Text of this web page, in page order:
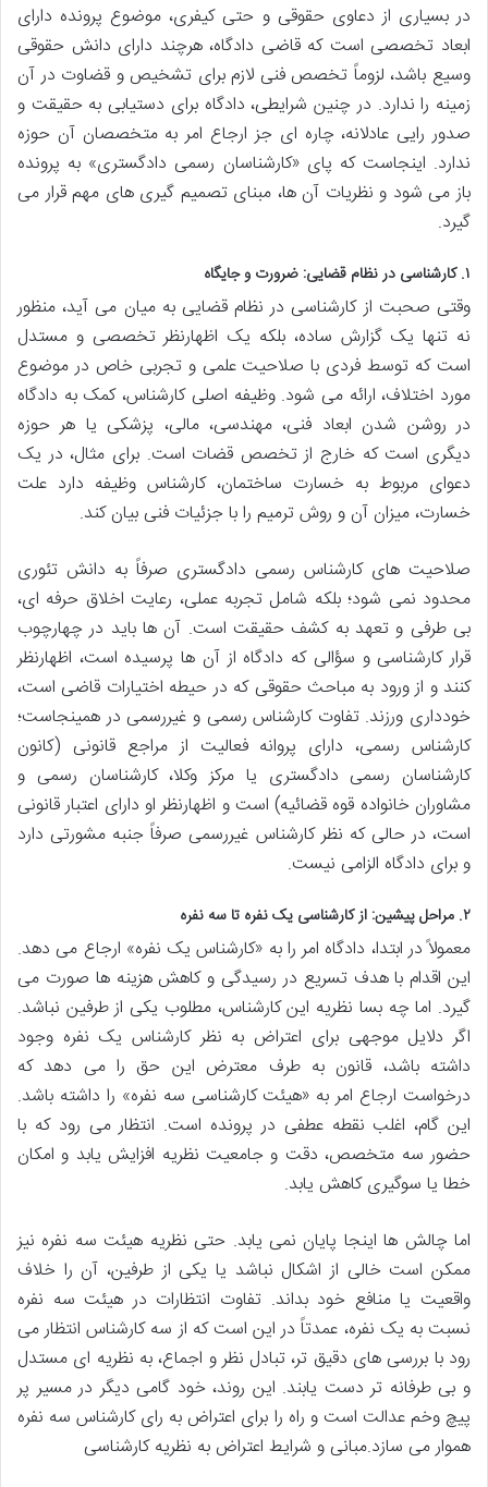
در بسیاری از دعاوی حقوقی و حتی کیفری، موضوع پرونده دارای
ابعاد تخصصی است که قاضی دادگاه، هرچند دارای دانش حقوقی
وسیع باشد، لزوماً تخصص فنی لازم برای تشخیص و قضاوت در آن
زمینه را ندارد. در چنین شرایطی، دادگاه برای دستیابی به حقیقت و
صدور رایی عادلانه، چاره ای جز ارجاع امر به متخصصان آن حوزه
ندارد. اینجاست که پای «کارشناسان رسمی دادگستری» به پرونده
باز می شود و نظریات آن ها، مبنای تصمیم گیری های مهم قرار می
گیرد.
۱. کارشناسی در نظام قضایی: ضرورت و جایگاه
وقتی صحبت از کارشناسی در نظام قضایی به میان می آید، منظور
نه تنها یک گزارش ساده، بلکه یک اظهارنظر تخصصی و مستدل
است که توسط فردی با صلاحیت علمی و تجربی خاص در موضوع
مورد اختلاف، ارائه می شود. وظیفه اصلی کارشناس، کمک به دادگاه
در روشن شدن ابعاد فنی، مهندسی، مالی، پزشکی یا هر حوزه
دیگری است که خارج از تخصص قضات است. برای مثال، در یک
دعوای مربوط به خسارت ساختمان، کارشناس وظیفه دارد علت
خسارت، میزان آن و روش ترمیم را با جزئیات فنی بیان کند.
صلاحیت های کارشناس رسمی دادگستری صرفاً به دانش تئوری
محدود نمی شود؛ بلکه شامل تجربه عملی، رعایت اخلاق حرفه ای،
بی طرفی و تعهد به کشف حقیقت است. آن ها باید در چهارچوب
قرار کارشناسی و سؤالی که دادگاه از آن ها پرسیده است، اظهارنظر
کنند و از ورود به مباحث حقوقی که در حیطه اختیارات قاضی است،
خودداری ورزند. تفاوت کارشناس رسمی و غیررسمی در همینجاست؛
کارشناس رسمی، دارای پروانه فعالیت از مراجع قانونی (کانون
کارشناسان رسمی دادگستری یا مرکز وکلا، کارشناسان رسمی و
مشاوران خانواده قوه قضائیه) است و اظهارنظر او دارای اعتبار قانونی
است، در حالی که نظر کارشناس غیررسمی صرفاً جنبه مشورتی دارد
و برای دادگاه الزامی نیست.
۲. مراحل پیشین: از کارشناسی یک نفره تا سه نفره
معمولاً در ابتدا، دادگاه امر را به «کارشناس یک نفره» ارجاع می دهد.
این اقدام با هدف تسریع در رسیدگی و کاهش هزینه ها صورت می
گیرد. اما چه بسا نظریه این کارشناس، مطلوب یکی از طرفین نباشد.
اگر دلایل موجهی برای اعتراض به نظر کارشناس یک نفره وجود
داشته باشد، قانون به طرف معترض این حق را می دهد که
درخواست ارجاع امر به «هیئت کارشناسی سه نفره» را داشته باشد.
این گام، اغلب نقطه عطفی در پرونده است. انتظار می رود که با
حضور سه متخصص، دقت و جامعیت نظریه افزایش یابد و امکان
خطا یا سوگیری کاهش یابد.
اما چالش ها اینجا پایان نمی یابد. حتی نظریه هیئت سه نفره نیز
ممکن است خالی از اشکال نباشد یا یکی از طرفین، آن را خلاف
واقعیت یا منافع خود بداند. تفاوت انتظارات در هیئت سه نفره
نسبت به یک نفره، عمدتاً در این است که از سه کارشناس انتظار می
رود با بررسی های دقیق تر، تبادل نظر و اجماع، به نظریه ای مستدل
و بی طرفانه تر دست یابند. این روند، خود گامی دیگر در مسیر پر
پیچ وخم عدالت است و راه را برای اعتراض به رای کارشناس سه نفره
هموار می سازد.مبانی و شرایط اعتراض به نظریه کارشناسی